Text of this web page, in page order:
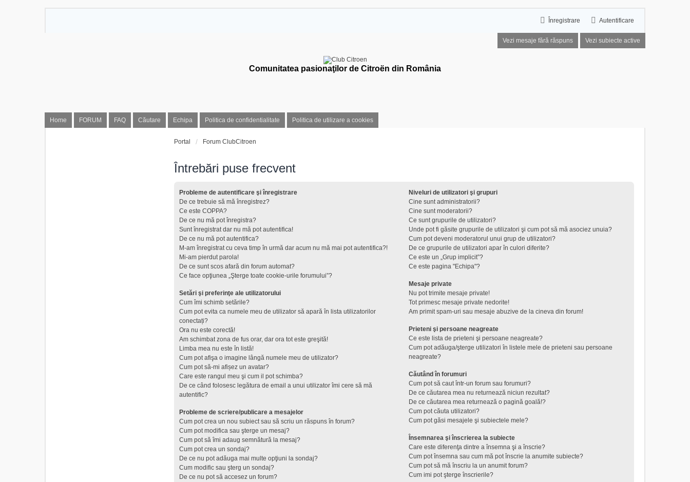
Autentificare
Înregistrare
Vezi mesaje fără răspuns Vezi subiecte active
Home FORUM FAQ Căutare Echipa Politica de confidentialitate Politica de utilizare a cookies
Comunitatea pasionaţilor de Citroën din România
Portal Forum ClubCitroen
Întrebări puse frecvent
Probleme de autentificare şi înregistrare
De ce trebuie să mă înregistrez?
Ce este COPPA?
De ce nu mă pot înregistra?
Sunt înregistrat dar nu mă pot autentifica!
De ce nu mă pot autentifica?
M-am înregistrat cu ceva timp în urmă dar acum nu mă mai pot autentifica?!
Mi-am pierdut parola!
De ce sunt scos afară din forum automat?
Ce face opţiunea „Şterge toate cookie-urile forumului”?
Setări şi preferinţe ale utilizatorului
Cum îmi schimb setările?
Cum pot evita ca numele meu de utilizator să apară în lista utilizatorilor
conectați?
Ora nu este corectă!
Am schimbat zona de fus orar, dar ora tot este greşită!
Limba mea nu este în listă!
Cum pot afişa o imagine lângă numele meu de utilizator?
Cum pot să-mi afișez un avatar?
Care este rangul meu şi cum il pot schimba?
De ce când folosesc legătura de email a unui utilizator îmi cere să mă
autentific?
Probleme de scriere/publicare a mesajelor
Cum pot crea un nou subiect sau să scriu un răspuns în forum?
Cum pot modifica sau şterge un mesaj?
Cum pot să îmi adaug semnătură la mesaj?
Cum pot crea un sondaj?
De ce nu pot adăuga mai multe opţiuni la sondaj?
Cum modific sau şterg un sondaj?
De ce nu pot să accesez un forum?
Niveluri de utilizatori şi grupuri
Cine sunt administratorii?
Cine sunt moderatorii?
Ce sunt grupurile de utilizatori?
Unde pot fi găsite grupurile de utilizatori şi cum pot să mă asociez unuia?
Cum pot deveni moderatorul unui grup de utilizatori?
De ce grupurile de utilizatori apar în culori diferite?
Ce este un „Grup implicit”?
Ce este pagina "Echipa"?
Mesaje private
Nu pot trimite mesaje private!
Tot primesc mesaje private nedorite!
Am primit spam-uri sau mesaje abuzive de la cineva din forum!
Prieteni şi persoane neagreate
Ce este lista de prieteni şi persoane neagreate?
Cum pot adăuga/şterge utilizatori în listele mele de prieteni sau persoane
neagreate?
Căutând în forumuri
Cum pot să caut într-un forum sau forumuri?
De ce căutarea mea nu returnează niciun rezultat?
De ce căutarea mea returnează o pagină goală!?
Cum pot căuta utilizatori?
Cum pot găsi mesajele şi subiectele mele?
Însemnarea şi înscrierea la subiecte
Care este diferenţa dintre a însemna şi a înscrie?
Cum pot însemna sau cum mă pot înscrie la anumite subiecte?
Cum pot să mă înscriu la un anumit forum?
Cum imi pot şterge înscrierile?